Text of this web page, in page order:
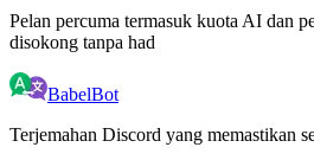
Pelan percuma termasuk kuota AI dan
disokong tanpa had
BabelBot
Terjemahan Discord yang memastikan